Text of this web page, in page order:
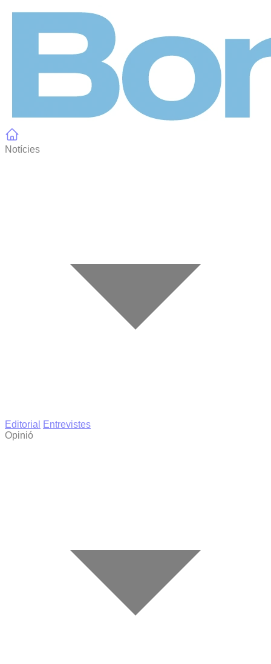
Notícies
Editorial
Entrevistes
Opinió